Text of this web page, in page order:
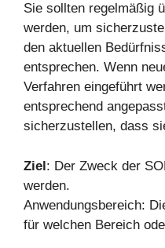
Sie sollten regelmäßig
werden, um
den aktuellen
entsprechen. Wenn
Verfahren eingeführt
entsprechend
sicherzustellen, dass
Ziel: Der Zweck der
werden.
Anwendungsbereich:
für welchen Bereich